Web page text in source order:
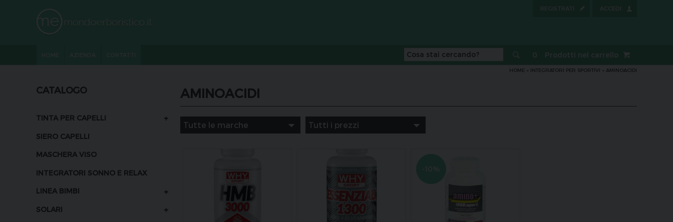
ACCEDI
REGISTRATI
0 Prodotti nel carrello
HOME » INTEGRATORI PER SPORTIVI » AMINOACIDI
CATALOGO
TINTA PER CAPELLI +
SIERO CAPELLI
MASCHERA VISO
INTEGRATORI SONNO E RELAX
LINEA BIMBI +
SOLARI +
AMINOACIDI